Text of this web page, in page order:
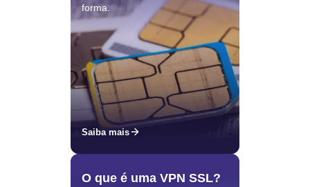
forma.
Saiba mais
O que é uma VPN SSL?